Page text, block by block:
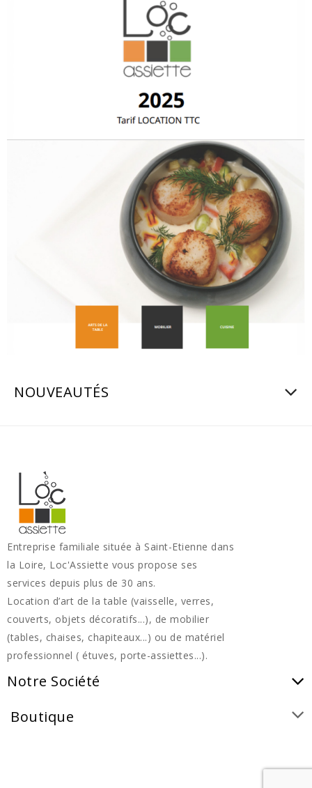
NOUVEAUTÉS
Entreprise familiale située à Saint-Etienne dans
la Loire, Loc'Assiette vous propose ses
services depuis plus de 30 ans.
Location d’art de la table (vaisselle, verres,
couverts, objets décoratifs...), de mobilier
(tables, chaises, chapiteaux...) ou de matériel
professionnel ( étuves, porte-assiettes...).
Notre Société
Boutique